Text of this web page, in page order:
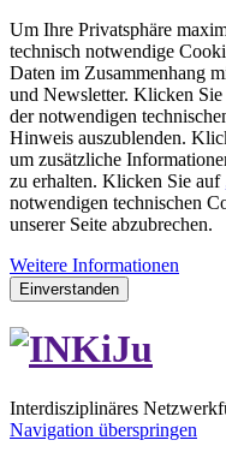
Um Ihre Privatsphäre
technisch notwendige
Daten im Zusammenhang
und Newsletter. Klicken Sie
der notwendigen
Hinweis auszublenden.
um zusätzliche
zu erhalten. Klicken Sie auf
notwendigen technischen
unserer Seite abzubrechen.
Weitere Informationen
Einverstanden
Interdisziplinäres Netzwerk
Navigation überspringen